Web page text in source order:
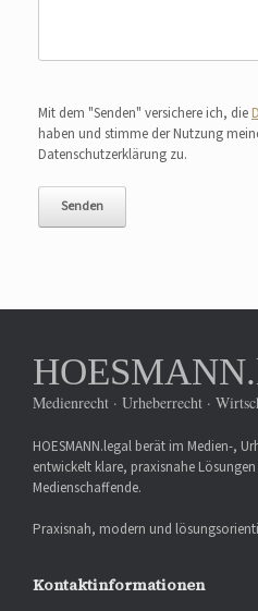
Mit dem "Senden" versichere ich, die
haben und stimme der Nutzung
Datenschutzerklärung zu.
Medienrecht · Urheberrecht ·
HOESMANN.legal berät im Medien-,
entwickelt klare, praxisnahe
Medienschaffende.
Praxisnah, modern und
Kontaktinformationen